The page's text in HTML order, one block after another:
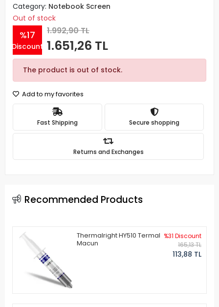
Category: Notebook Screen
Out of stock
%17
Discount
1.992,90 TL
1.651,26 TL
The product is out of stock.
Add to my favorites
Fast Shipping Secure shopping
Returns and Exchanges
Recommended Products
Thermalright HY510 Termal
Macun
%31 Discount
165,13 TL
113,88 TL